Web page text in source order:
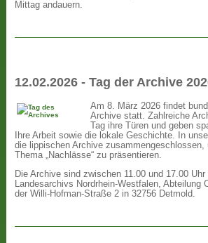
Mittag andauern.
12.02.2026 - Tag der Archive
Am 8. März 2026 findet
Archive statt. Zahlreiche
Tag ihre Türen und geben
Ihre Arbeit sowie die lokale Geschichte. In
die lippischen Archive zusammengeschlossen,
Thema „Nachlässe“ zu präsentieren.
Die Archive sind zwischen 11.00 und 17.00
Landesarchivs Nordrhein-Westfalen, Abteilung
der Willi-Hofman-Straße 2 in 32756 Detmold.